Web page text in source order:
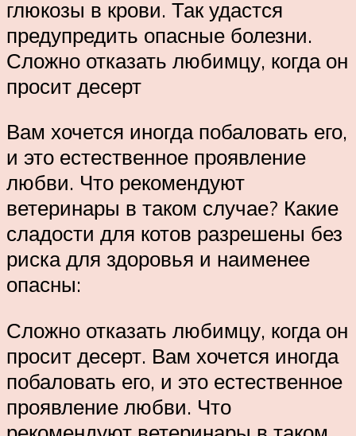
глюкозы в крови. Так удастся
предупредить опасные болезни.
Сложно отказать любимцу, когда он
просит десерт
Вам хочется иногда побаловать его,
и это естественное проявление
любви. Что рекомендуют
ветеринары в таком случае? Какие
сладости для котов разрешены без
риска для здоровья и наименее
опасны:
Сложно отказать любимцу, когда он
просит десерт. Вам хочется иногда
побаловать его, и это естественное
проявление любви. Что